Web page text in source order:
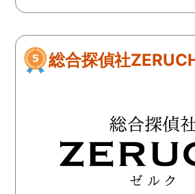
ちろん 自分のメンタルが弱
きました。 家族友人にもい
いづらい辛い気持ちを受け
も最初の打ち合わせで詳し
く説明頂いたので、 自分の
中で予想が立てやすかった
です。 自分は離婚という道
を選びましたが、それぞれ
に
果
ま
総合探偵社